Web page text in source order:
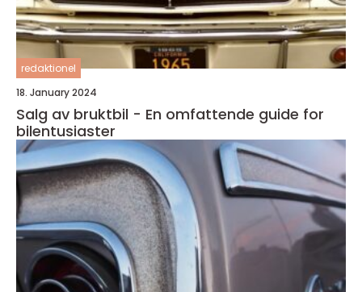
redaktionel
18. January 2024
Salg av bruktbil - En omfattende guide for
bilentusiaster